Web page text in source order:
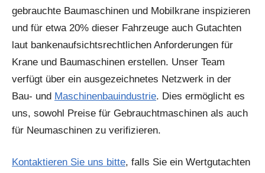
gebrauchte Baumaschinen und Mobilkrane inspizieren
und für etwa 20% dieser Fahrzeuge auch Gutachten
laut bankenaufsichtsrechtlichen Anforderungen für
Krane und Baumaschinen erstellen. Unser Team
verfügt über ein ausgezeichnetes Netzwerk in der
Bau- und Maschinenbauindustrie. Dies ermöglicht es
uns, sowohl Preise für Gebrauchtmaschinen als auch
für Neumaschinen zu verifizieren.
Kontaktieren Sie uns bitte, falls Sie ein Wertgutachten